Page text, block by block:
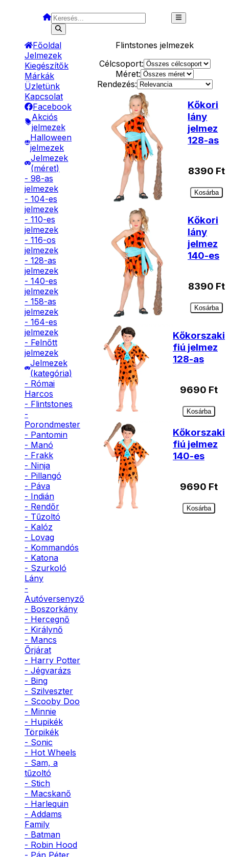
Főoldal
Jelmezek
Kiegészítők
Márkák
Üzletünk
Kapcsolat
Facebook
Akciós
jelmezek
Halloween
jelmezek
Jelmezek
(méret)
- 98-as
jelmezek
- 104-es
jelmezek
- 110-es
jelmezek
- 116-os
jelmezek
- 128-as
jelmezek
- 140-es
jelmezek
- 158-as
jelmezek
- 164-es
jelmezek
- Felnőtt
jelmezek
Jelmezek
(kategória)
- Római
Harcos
- Flintstones
-
Porondmester
- Pantomin
- Manó
- Frakk
- Ninja
- Pillangó
- Páva
- Indián
- Rendőr
- Tűzoltó
- Kalóz
- Lovag
- Kommandós
- Katona
- Szurkoló
Lány
-
Autóversenyző
- Boszorkány
- Hercegnő
- Királynő
- Mancs
Őrjárat
- Harry Potter
- Jégvarázs
- Bing
- Szilveszter
- Scooby Doo
- Minnie
- Hupikék
Törpikék
- Sonic
- Hot Wheels
- Sam, a
tűzoltó
- Stich
- Macskanő
- Harlequin
- Addams
Family
- Batman
- Robin Hood
- Pán Péter
Flintstones jelmezek
Célcsoport:
Méret:
Rendezés:
Kőkori
lány
jelmez
128-as
8390 Ft
Kosárba
Kőkori
lány
jelmez
140-es
8390 Ft
Kosárba
Kőkorszaki
fiú jelmez
128-as
9690 Ft
Kosárba
Kőkorszaki
fiú jelmez
140-es
9690 Ft
Kosárba